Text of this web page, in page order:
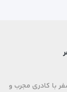
با کادری مجرب و